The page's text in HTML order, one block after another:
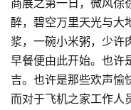
商展之第一日，微风徐
醉，碧空万里天光与大
浆，一碗小米粥，少许
早餐便由此开始。也许
吉。也许是那些欢声愉
而对于飞机之家工作人